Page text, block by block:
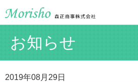
お知らせ
2019年08月29日